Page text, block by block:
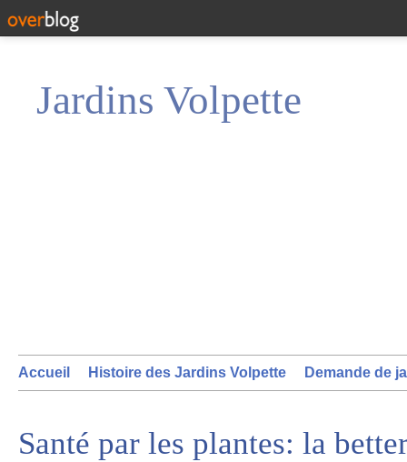
Jardins Volpette
Accueil Histoire des Jardins Volpette Demande de
Santé par les plantes: la